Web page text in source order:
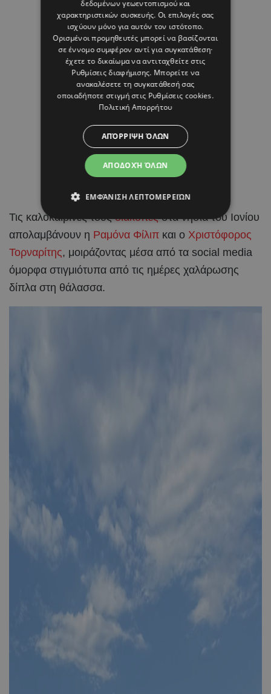
Τις καλοκαιρινές τουςδιακοπέςστα νησιά του Ιονίου
απολαμβάνουν η Ραμόνα Φίλιπ και ο Χριστόφορος
Τορναρίτης, μοιράζοντας μέσα από τα social media
όμορφα στιγμιότυπα από τις ημέρες χαλάρωσης
δίπλα στη θάλασσα.
δεδομένων γεωεντοπισμού και
χαρακτηριστικών συσκευής. Οι επιλογές σας
ισχύουν μόνο για αυτόν τον ιστότοπο.
Ορισμένοι προμηθευτές μπορεί να βασίζονται
σε έννομο συμφέρον αντί για συγκατάθεση·
έχετε το δικαίωμα να αντιταχθείτε στις
Ρυθμίσεις διαφήμισης. Μπορείτε να
ανακαλέσετε τη συγκατάθεσή σας
οποιαδήποτε στιγμή στις Ρυθμίσεις cookies.
Πολιτική Απορρήτου
ΑΠΟΔΟΧΉ ΌΛΩΝ
ΑΠΌΡΡΙΨΗ ΌΛΩΝ
ΕΜΦΆΝΙΣΗ ΛΕΠΤΟΜΕΡΕΙΏΝ